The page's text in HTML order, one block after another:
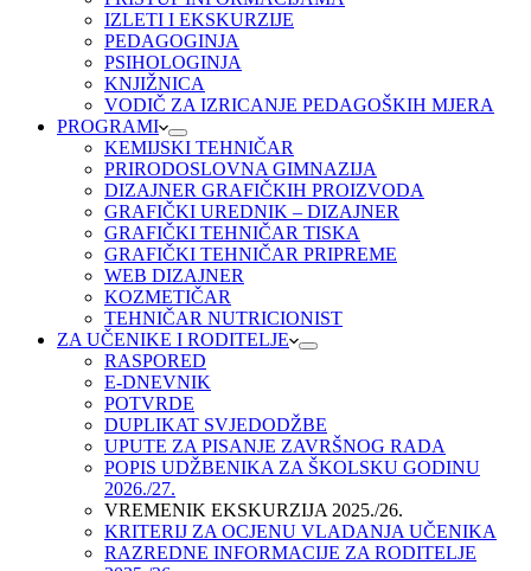
IZLETI I EKSKURZIJE
PEDAGOGINJA
PSIHOLOGINJA
KNJIŽNICA
VODIČ ZA IZRICANJE PEDAGOŠKIH MJERA
PROGRAMI
KEMIJSKI TEHNIČAR
PRIRODOSLOVNA GIMNAZIJA
DIZAJNER GRAFIČKIH PROIZVODA
GRAFIČKI UREDNIK – DIZAJNER
GRAFIČKI TEHNIČAR TISKA
GRAFIČKI TEHNIČAR PRIPREME
WEB DIZAJNER
KOZMETIČAR
TEHNIČAR NUTRICIONIST
ZA UČENIKE I RODITELJE
RASPORED
E-DNEVNIK
POTVRDE
DUPLIKAT SVJEDODŽBE
UPUTE ZA PISANJE ZAVRŠNOG RADA
POPIS UDŽBENIKA ZA ŠKOLSKU GODINU
2026./27.
VREMENIK EKSKURZIJA 2025./26.
KRITERIJ ZA OCJENU VLADANJA UČENIKA
RAZREDNE INFORMACIJE ZA RODITELJE